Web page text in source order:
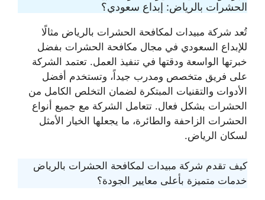
الحشرات بالرياض: إبداع سعودي؟
تُعد شركة مبيدات لمكافحة الحشرات بالرياض مثالًا
للإبداع السعودي في مجال مكافحة الحشرات بفضل
خبرتها الواسعة ودقتها في تنفيذ العمل. تعتمد الشركة
على فريق متخصص ومدرب جيداً، وتستخدم أفضل
الأدوات والتقنيات المبتكرة لضمان التخلص الكامل من
الحشرات بشكل فعال. تتعامل الشركة مع جميع أنواع
الحشرات الزاحفة والطائرة، ما يجعلها الخيار الأمثل
لسكان الرياض.
كيف تقدم شركة مبيدات لمكافحة الحشرات بالرياض
خدمات متميزة بأعلى معايير الجودة؟